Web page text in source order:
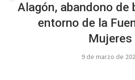
Alagón, abandono de
entorno de la
Mujeres
9 de marzo de